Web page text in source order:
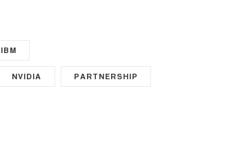
IBM
NVIDIA PARTNERSHIP